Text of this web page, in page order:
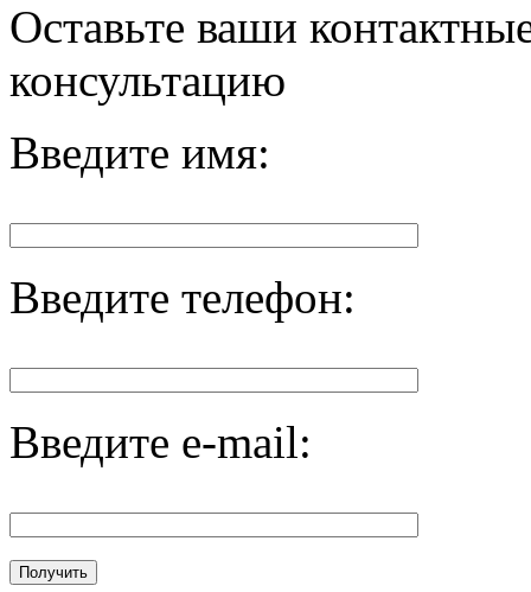
Оставьте ваши
консультацию
Введите имя:
Введите телефон:
Введите e-mail: